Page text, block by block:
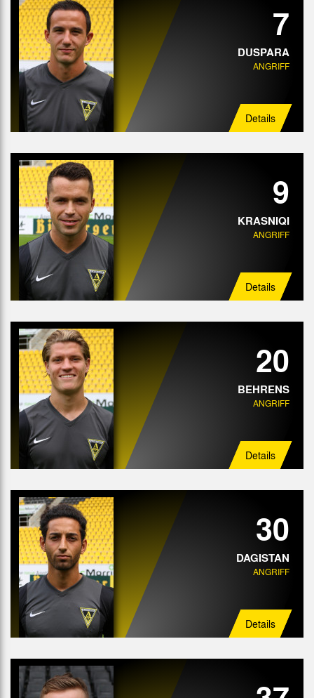
7
DUSPARA
ANGRIFF
Details
9
KRASNIQI
ANGRIFF
Details
20
BEHRENS
ANGRIFF
Details
30
DAGISTAN
ANGRIFF
Details